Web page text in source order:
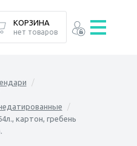
картон, гребень
КОРЗИНА
нет товаров